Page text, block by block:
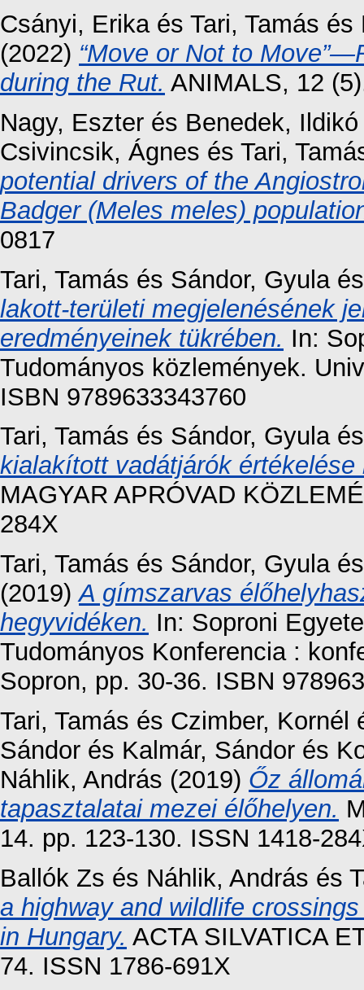
Csányi, Erikaés Tari, Tamás és
(2022) “Move or Not to
during the Rut. ANIMALS, 12
Nagy, Eszter és Benedek, Ildikó
Csivincsik, Ágnes és Tari,
potential drivers of the
Badger (Meles meles)
0817
Tari, Tamás és Sándor, Gyula
lakott-területi megjelenésének
eredményeinek tükrében. In:
Tudományos közlemények.
ISBN 9789633343760
Tari, Tamás és Sándor, Gyula
kialakított vadátjárók
MAGYAR APRÓVAD
284X
Tari, Tamás és Sándor, Gyula
(2019)A gímszarvas
hegyvidéken. In: Soproni
Tudományos Konferencia :
Sopron, pp. 30-36. ISBN
Tari, Tamás és Czimber, Kornél
Sándor és Kalmár, Sándor és
Náhlik, András (2019) Őz
tapasztalatai mezei élőhelyen.
14. pp. 123-130. ISSN 1418-
Ballók Zs és Náhlik, András és
a highway and wildlife
in Hungary. ACTA SILVATICA
74. ISSN 1786-691X